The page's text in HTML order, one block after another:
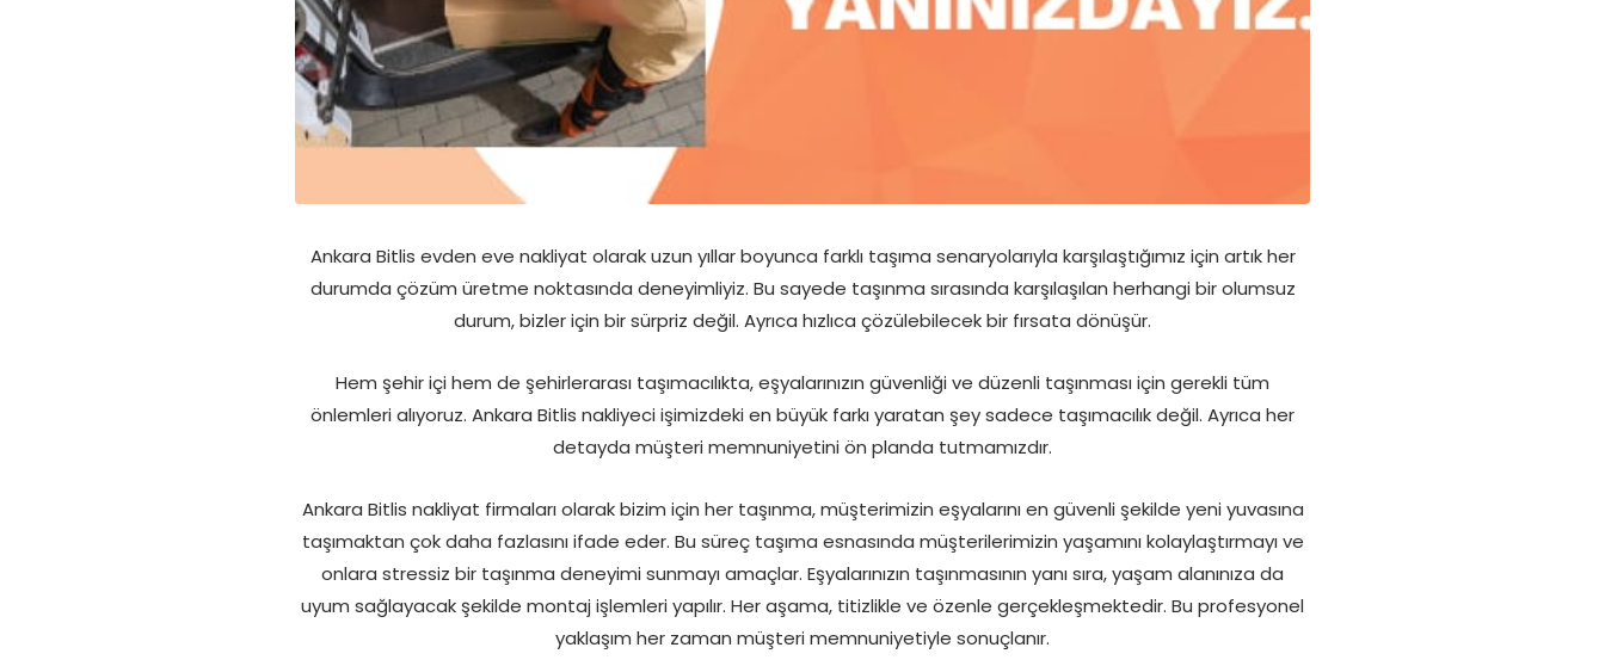
Ankara Bitlis evden eve nakliyat olarak uzun yıllar boyunca farklı taşıma senaryolarıyla karşılaştığımız için artık her
durumda çözüm üretme noktasında deneyimliyiz. Bu sayede taşınma sırasında karşılaşılan herhangi bir olumsuz
durum, bizler için bir sürpriz değil. Ayrıca hızlıca çözülebilecek bir fırsata dönüşür.
Hem şehir içi hem de şehirlerarası taşımacılıkta, eşyalarınızın güvenliği ve düzenli taşınması için gerekli tüm
önlemleri alıyoruz. Ankara Bitlis nakliyeci işimizdeki en büyük farkı yaratan şey sadece taşımacılık değil. Ayrıca her
detayda müşteri memnuniyetini ön planda tutmamızdır.
Ankara Bitlis nakliyat firmaları olarak bizim için her taşınma, müşterimizin eşyalarını en güvenli şekilde yeni yuvasına
taşımaktan çok daha fazlasını ifade eder. Bu süreç taşıma esnasında müşterilerimizin yaşamını kolaylaştırmayı ve
onlara stressiz bir taşınma deneyimi sunmayı amaçlar. Eşyalarınızın taşınmasının yanı sıra, yaşam alanınıza da
uyum sağlayacak şekilde montaj işlemleri yapılır. Her aşama, titizlikle ve özenle gerçekleşmektedir. Bu profesyonel
yaklaşım her zaman müşteri memnuniyetiyle sonuçlanır.